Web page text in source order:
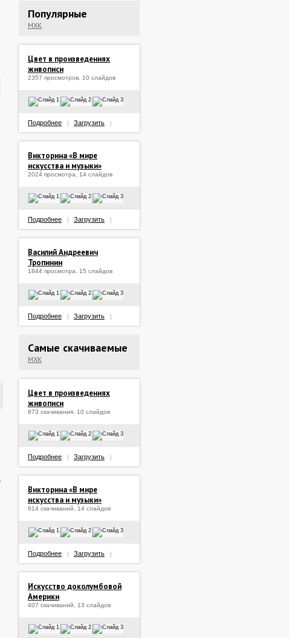
Популярные
МХК
Цвет в произведениях
живописи
2357 просмотров, 10 слайдов
Подробнее Загрузить
Викторина «В мире
искусства и музыки»
2024 просмотра, 14 слайдов
Подробнее Загрузить
Василий Андреевич
Тропинин
1844 просмотра, 15 слайдов
Подробнее Загрузить
Самые скачиваемые
МХК
Цвет в произведениях
живописи
873 скачивания, 10 слайдов
Подробнее Загрузить
Викторина «В мире
искусства и музыки»
814 скачиваний, 14 слайдов
Подробнее Загрузить
Искусство доколумбовой
Америки
407 скачиваний, 13 слайдов